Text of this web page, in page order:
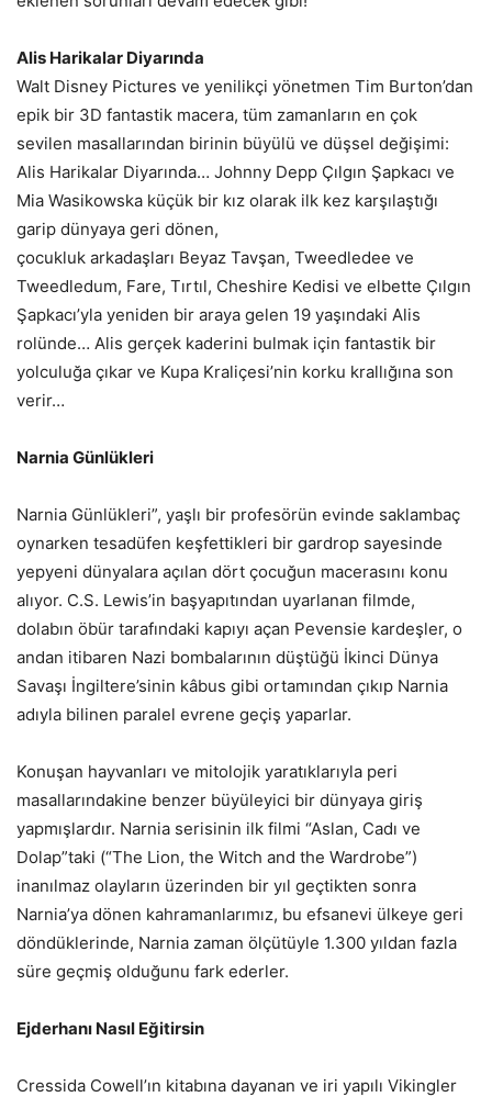
Alis Harikalar Diyarında
Walt Disney Pictures ve yenilikçi yönetmen Tim Burton’dan
epik bir 3D fantastik macera, tüm zamanların en çok
sevilen masallarından birinin büyülü ve düşsel değişimi:
Alis Harikalar Diyarında… Johnny Depp Çılgın Şapkacı ve
Mia Wasikowska küçük bir kız olarak ilk kez karşılaştığı
garip dünyaya geri dönen,
çocukluk arkadaşları Beyaz Tavşan, Tweedledee ve
Tweedledum, Fare, Tırtıl, Cheshire Kedisi ve elbette Çılgın
Şapkacı’yla yeniden bir araya gelen 19 yaşındaki Alis
rolünde… Alis gerçek kaderini bulmak için fantastik bir
yolculuğa çıkar ve Kupa Kraliçesi’nin korku krallığına son
verir…
Narnia Günlükleri
Narnia Günlükleri”, yaşlı bir profesörün evinde saklambaç
oynarken tesadüfen keşfettikleri bir gardrop sayesinde
yepyeni dünyalara açılan dört çocuğun macerasını konu
alıyor. C.S. Lewis’in başyapıtından uyarlanan filmde,
dolabın öbür tarafındaki kapıyı açan Pevensie kardeşler, o
andan itibaren Nazi bombalarının düştüğü İkinci Dünya
Savaşı İngiltere’sinin kâbus gibi ortamından çıkıp Narnia
adıyla bilinen paralel evrene geçiş yaparlar.
Konuşan hayvanları ve mitolojik yaratıklarıyla peri
masallarındakine benzer büyüleyici bir dünyaya giriş
yapmışlardır. Narnia serisinin ilk filmi “Aslan, Cadı ve
Dolap”taki (“The Lion, the Witch and the Wardrobe”)
inanılmaz olayların üzerinden bir yıl geçtikten sonra
Narnia’ya dönen kahramanlarımız, bu efsanevi ülkeye geri
döndüklerinde, Narnia zaman ölçütüyle 1.300 yıldan fazla
süre geçmiş olduğunu fark ederler.
Ejderhanı Nasıl Eğitirsin
Cressida Cowell’ın kitabına dayanan ve iri yapılı Vikingler